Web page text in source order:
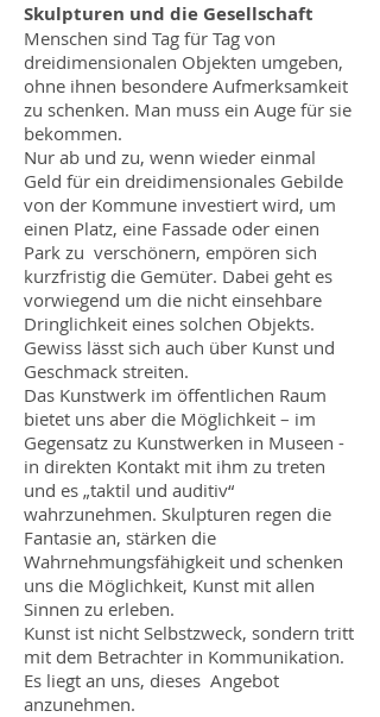
Skulpturen und die Gesellschaft
Menschen sind Tag für Tag von
dreidimensionalen Objekten umgeben,
ohne ihnen besondere Aufmerksamkeit
zu schenken. Man muss ein Auge für sie
bekommen.
Nur ab und zu, wenn wieder einmal
Geld für ein dreidimensionales Gebilde
von der Kommune investiert wird, um
einen Platz, eine Fassade oder einen
Park zu verschönern, empören sich
kurzfristig die Gemüter. Dabei geht es
vorwiegend um die nicht einsehbare
Dringlichkeit eines solchen Objekts.
Gewiss lässt sich auch über Kunst und
Geschmack streiten.
Das Kunstwerk im öffentlichen Raum
bietet uns aber die Möglichkeit – im
Gegensatz zu Kunstwerken in Museen -
in direkten Kontakt mit ihm zu treten
und es „taktil und auditiv“
wahrzunehmen. Skulpturen regen die
Fantasie an, stärken die
Wahrnehmungsfähigkeit und schenken
uns die Möglichkeit, Kunst mit allen
Sinnen zu erleben.
Kunst ist nicht Selbstzweck, sondern tritt
mit dem Betrachter in Kommunikation.
Es liegt an uns, dieses Angebot
anzunehmen.